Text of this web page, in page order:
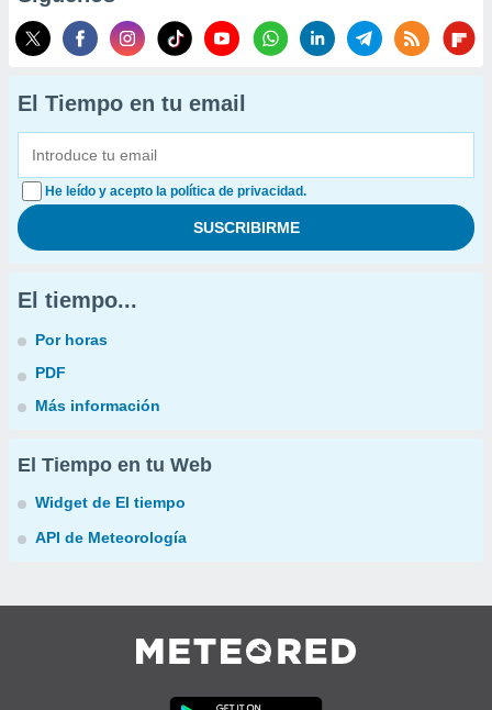
El Tiempo en tu email
He leído y acepto la política de privacidad.
El tiempo...
Por horas
PDF
Más información
El Tiempo en tu Web
Widget de El tiempo
API de Meteorología